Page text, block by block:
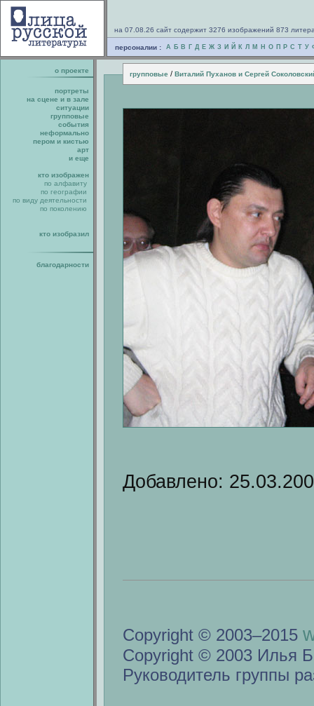
на 07.08.26 сайт содержит 3276 изображений 873
персоналии : А Б В Г Д Е Ж З И Й К Л М Н О П Р С Т У
о проекте групповые / Виталий Пуханов и Сергей
портреты
на сцене и в зале
ситуации
групповые
события
неформально
пером и кистью
арт
и еще
кто изображен
по алфавиту
по географии
по виду деятельности
по поколению
кто изобразил
благодарности
Добавлено:
Copyright © 2003–2015
Copyright © 2003 Илья
Руководитель группы